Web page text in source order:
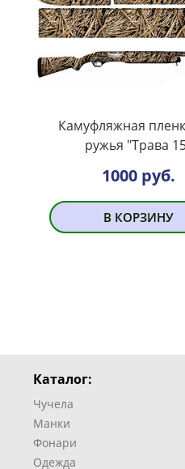
Камуфляжная
ружья "Трава
1000 руб.
В КОРЗИНУ
Каталог:
Чучела
Манки
Фонари
Одежда